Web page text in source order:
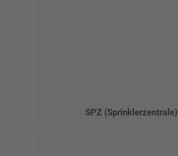
SPZ (Sprinklerzentrale)